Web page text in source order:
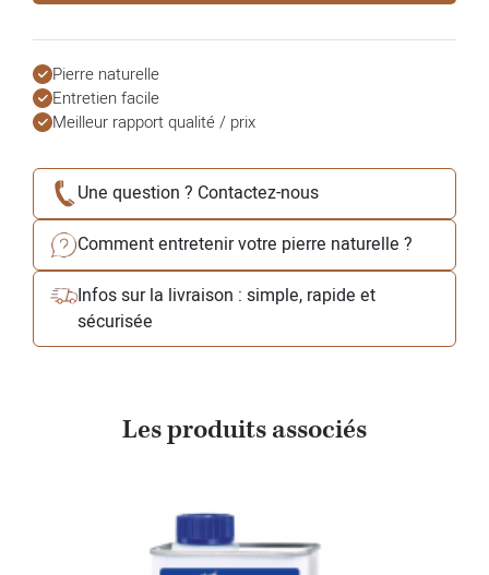
Pierre naturelle
Entretien facile
Meilleur rapport qualité / prix
Une question ? Contactez-nous
Comment entretenir votre pierre naturelle ?
Infos sur la livraison : simple, rapide et
sécurisée
Les produits associés